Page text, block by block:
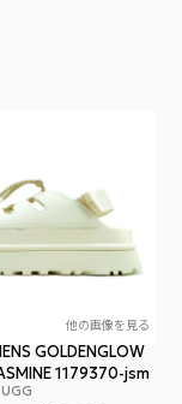
ズ II ブラック
他の画像を見る
GOLDENGLOW
1179370-jsm
UGG